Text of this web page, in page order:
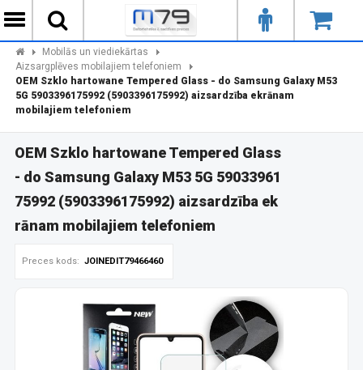
Mobilās un viediekārtas
Aizsargplēves mobilajiem telefoniem
OEM Szklo hartowane Tempered Glass - do Samsung Galaxy M53
5G 5903396175992 (5903396175992) aizsardzība ekrānam
mobilajiem telefoniem
OEM Szklo hartowane Tempered Glass
- do Samsung Galaxy M53 5G 59033961
75992 (5903396175992) aizsardzība ek
rānam mobilajiem telefoniem
Preces kods: JOINEDIT79466460